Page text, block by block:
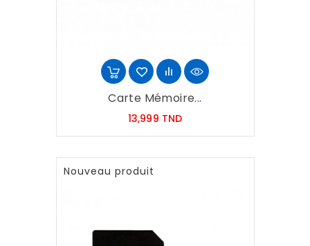
Carte Mémoire...
13,999 TNDPrix
Nouveau produit